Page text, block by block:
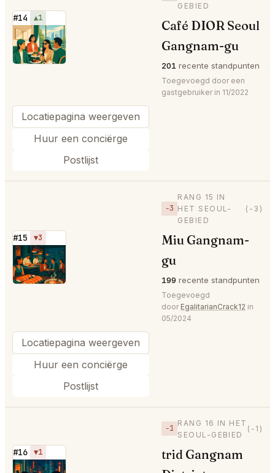
#14 ▲1
⭐
GEBIED
Café DIOR Seoul
Gangnam-gu
201 recente standpunten
Toegevoegd door een
gastgebruiker in 11/2022
Locatiepagina weergeven
Huur een conciërge
Postlijst
#15 ▼3
⭐
−3
RANG 15 IN
HET SEOUL-
GEBIED
(-3)
Miu Gangnam-
gu
199 recente standpunten
Toegevoegd
door EgalitarianCrack12 in
05/2024
Locatiepagina weergeven
Huur een conciërge
Postlijst
#16 ▼1
−1
RANG 16 IN HET
SEOUL-GEBIED
(-1)
trid Gangnam